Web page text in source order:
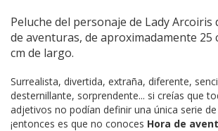
Peluche del personaje de Lady Arcoiris
de aventuras, de aproximadamente 25
cm de largo.
Surrealista, divertida, extraña, diferente,
desternillante, sorprendente... si creías que
adjetivos no podían definir una única serie
¡entonces es que no conoces Hora de